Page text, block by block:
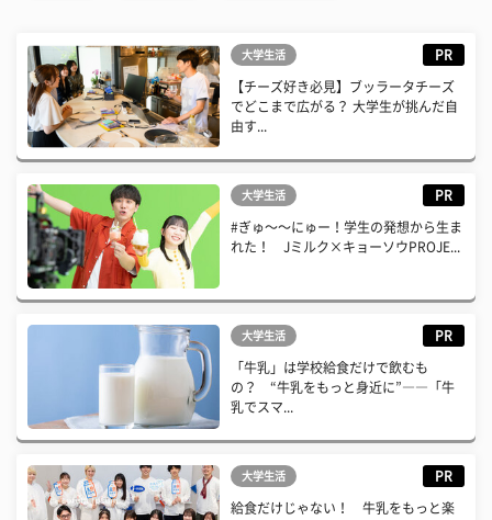
大学生活 PR
【チーズ好き必見】ブッラータチーズ
でどこまで広がる？ 大学生が挑んだ自
由す...
大学生活 PR
#ぎゅ〜〜にゅー！学生の発想から生ま
れた！ Jミルク×キョーソウPROJE...
大学生活 PR
「牛乳」は学校給食だけで飲むも
の？ “牛乳をもっと身近に”――「牛
乳でスマ...
大学生活 PR
給食だけじゃない！ 牛乳をもっと楽